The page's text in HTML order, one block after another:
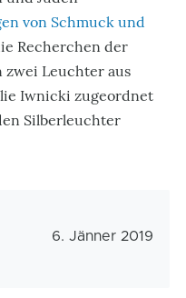
von Schmuck und
Recherchen der
zwei Leuchter aus
Iwnicki zugeordnet
Silberleuchter
6. Jänner 2019